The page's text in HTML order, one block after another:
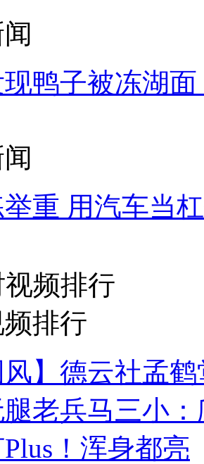
鸭子被冻湖
重 用汽车当
频排行
排行
风】德云社孟
老兵马三小
！浑身都亮